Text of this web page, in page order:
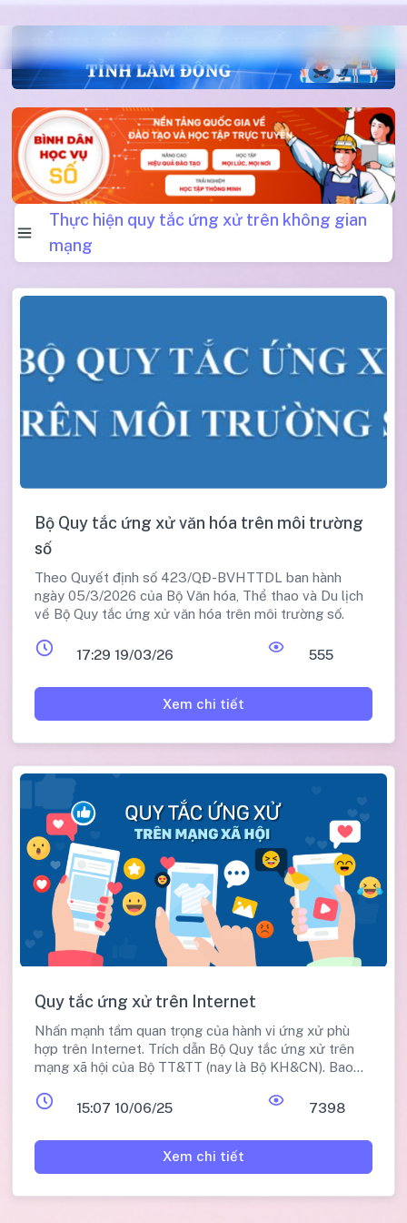
Thực hiện quy tắc ứng xử trên không gian
mạng
Bộ Quy tắc ứng xử văn hóa trên môi trường
số
Theo Quyết định số 423/QĐ-BVHTTDL ban hành
ngày 05/3/2026 của Bộ Văn hóa, Thể thao và Du lịch
về Bộ Quy tắc ứng xử văn hóa trên môi trường số.
17:29 19/03/26 555
Xem chi tiết
Quy tắc ứng xử trên Internet
Nhấn mạnh tầm quan trọng của hành vi ứng xử phù
hợp trên Internet. Trích dẫn Bộ Quy tắc ứng xử trên
mạng xã hội của Bộ TT&TT (nay là Bộ KH&CN). Bao
pháp luật, Lành mạnh (phù hợp văn hóa), An toàn/bảo
chức năng). Nêu các quy tắc ứng xử cho tổ chức/cá
nhân: tìm hiểu điều khoản, xác thực tài khoản, bảo mật,
chia sẻ nguồn chính thống, ứng xử phù hợp, không
đăng nội dung vi phạm pháp luật/đạo đức, khuyến
15:07 10/06/25 7398
Xem chi tiết